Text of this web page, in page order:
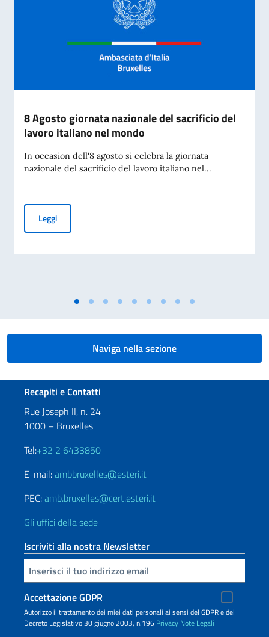
8 Agosto giornata nazionale del sacrificio del
lavoro italiano nel mondo
In occasion dell'8 agosto si celebra la giornata
nazionale del sacrificio del lavoro italiano nel...
Leggi8 Agosto giornata nazionale del sacrificio del lavoro
Naviga nella sezione
Sezione footer
Recapiti e Contatti
Rue Joseph II, n. 24
1000 – Bruxelles
Tel:+32 2 6433850
E-mail:ambbruxelles@esteri.it
PEC:amb.bruxelles@cert.esteri.it
Gli uffici della sede
Iscriviti alla nostra Newsletter
Inserisci la tua email
Accettazione GDPR
Autorizzo il trattamento dei miei dati personali ai sensi del GDPR e del
Decreto Legislativo 30 giugno 2003, n.196 Privacy Note Legali